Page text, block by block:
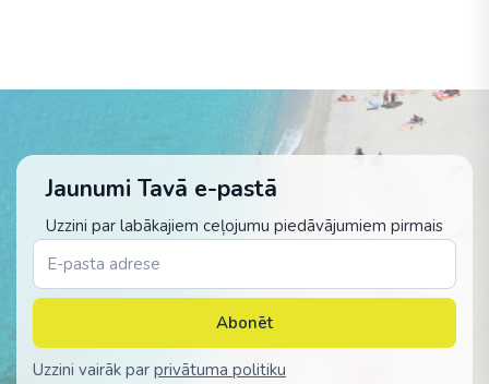
Jaunumi Tavā e-pastā
Uzzini par labākajiem ceļojumu piedāvājumiem pirmais
Abonēt
Uzzini vairāk par privātuma politiku